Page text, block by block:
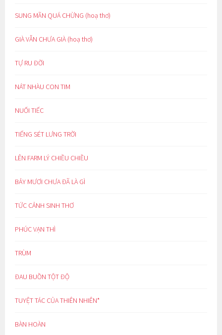
SUNG MÃN QUÁ CHỪNG (hoạ thơ)
GIÀ VẪN CHƯA GIÀ (hoạ thơ)
TỰ RU ĐỜI
NÁT NHÀU CON TIM
NUỐI TIẾC
TIẾNG SÉT LƯNG TRỜI
LÊN FARM LÝ CHIỀU CHIỀU
BẢY MƯƠI CHƯA ĐÃ LÀ GÌ
TỨC CẢNH SINH THƠ
PHÚC VẠN THÌ
TRÙM
ĐAU BUỒN TỘT ĐỘ
TUYỆT TÁC CỦA THIÊN NHIÊN*
BÀN HOÀN